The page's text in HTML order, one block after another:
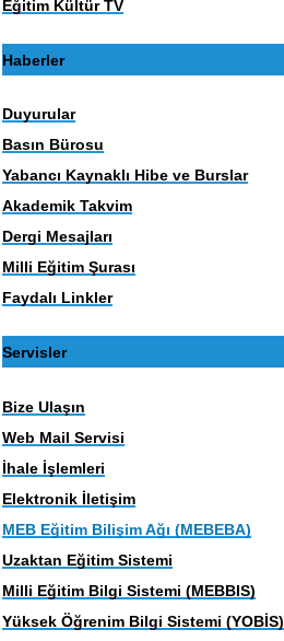
Eğitim Kültür TV
Haberler
Duyurular
Basın Bürosu
Yabancı Kaynaklı Hibe ve Burslar
Akademik Takvim
Dergi Mesajları
Milli Eğitim Şurası
Faydalı Linkler
Servisler
Bize Ulaşın
Web Mail Servisi
İhale İşlemleri
Elektronik İletişim
MEB Eğitim Bilişim Ağı (MEBEBA)
Uzaktan Eğitim Sistemi
Milli Eğitim Bilgi Sistemi (MEBBIS)
Yüksek Öğrenim Bilgi Sistemi (YOBİS)